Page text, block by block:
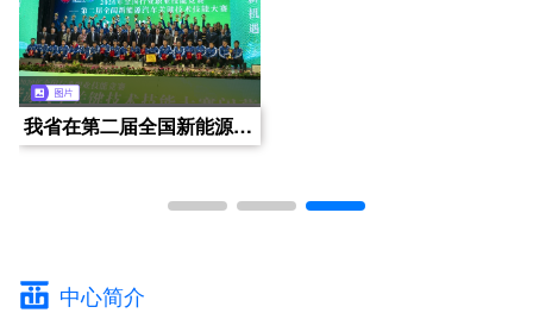
我省在第二届全国新能源汽车关键技术技能大赛上再创佳绩
四川西部人力资源开发中心2024年技能人才评价（日常）工作快讯（2024年12月第3周）
哺恩养老护理中心 四川华新现代职业学院领导一行莅临中心指导交流
中心简介